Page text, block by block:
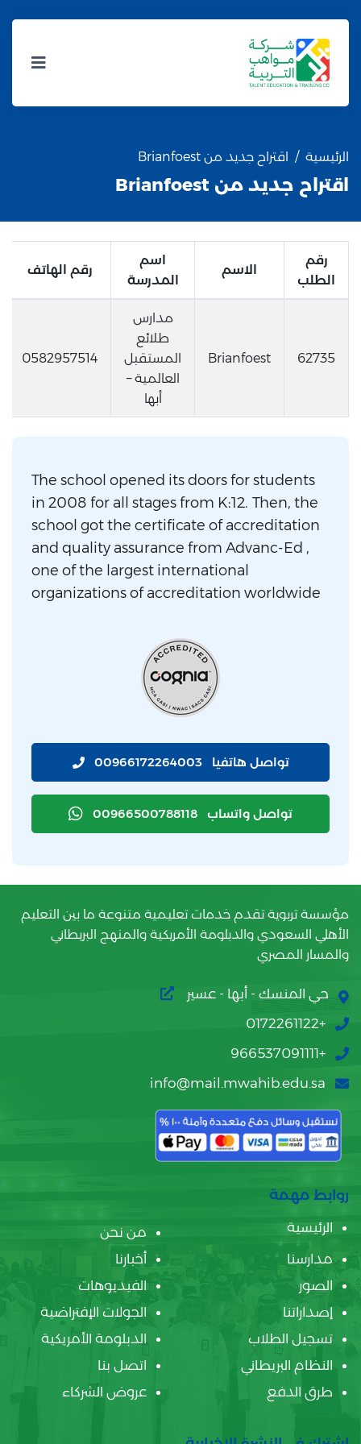
الرئيسية اقتراح جديد من Brianfoest
اقتراح جديد من Brianfoest
رقم
الطلب
الاسم
اسم
المدرسة
رقم الهاتف
62735
Brianfoest
مدارس
طلائع
المستقبل
العالمية –
أبها
0582957514
The school opened its doors for students
in 2008 for all stages from K:12. Then, the
school got the certificate of accreditation
and quality assurance from Advanc-Ed ,
one of the largest international
organizations of accreditation worldwide
تواصل هاتفيا 00966172264003
تواصل واتساب 00966500788118
مؤسسة تربوية تقدم خدمات تعليمية متنوعة ما بين التعليم
الأهلي السعودي والدبلومة الأمريكية والمنهج البريطاني
والمسار المصري
حي المنسك - أبها - عسير
+0172261122
+966537091111
info@mail.mwahib.edu.sa
روابط مهمة
الرئيسية
من نحن
مدارسنا
أخبارنا
الصور
الفيديوهات
إصداراتنا
الجولات الإفتراضية
تسجيل الطلاب
الدبلومة الأمريكية
النظام البريطاني
اتصل بنا
طرق الدفع
عروض الشركاء